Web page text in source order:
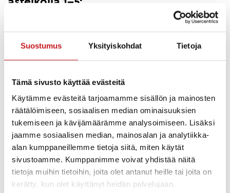
Suostumus Yksityiskohdat Tietoja
Tämä sivusto käyttää evästeitä
Käytämme evästeitä tarjoamamme sisällön ja mainosten
räätälöimiseen, sosiaalisen median ominaisuuksien
tukemiseen ja kävijämäärämme analysoimiseen. Lisäksi
jaamme sosiaalisen median, mainosalan ja analytiikka-
alan kumppaneillemme tietoja siitä, miten käytät
sivustoamme. Kumppanimme voivat yhdistää näitä
tietoja muihin tietoihin, joita olet antanut heille tai joita on
kerätty, kun olet käyttänyt heidän palvelujaan.
Hallinnolliset palvelut: 3,0
Tekninen toimi: 2,6
Kehittämisen kärkiä ovat muun
muassa:
Päätöksenteon avoimuus ja tiedottamisen
parantaminen
Palveluiden säilyminen ja tasapuolisuus erityisesti
terveydenhuollossa
Kuntamarkkinoinnin ja matkailun kehittäminen
Vapaa-ajan asukkaiden parempi huomiointi